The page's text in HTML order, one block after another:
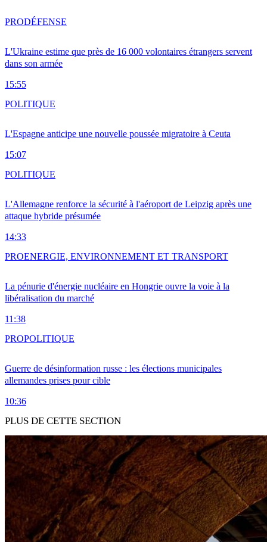
L'Ukraine estime que près de 16 000 volontaires étrangers servent
dans son armée
15:55
PRODÉFENSE
L'Espagne anticipe une nouvelle poussée migratoire à Ceuta
15:07
POLITIQUE
L'Allemagne renforce la sécurité à l'aéroport de Leipzig après une
attaque hybride présumée
14:33
POLITIQUE
La pénurie d'énergie nucléaire en Hongrie ouvre la voie à la
libéralisation du marché
11:38
PROENERGIE, ENVIRONNEMENT ET TRANSPORT
Guerre de désinformation russe : les élections municipales
allemandes prises pour cible
10:36
PROPOLITIQUE
PLUS DE CETTE SECTION